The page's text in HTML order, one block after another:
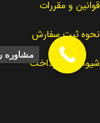
قوانین و مقررات
نحوه ثبت سفارش
شیوه های پرداخت
مشاوره